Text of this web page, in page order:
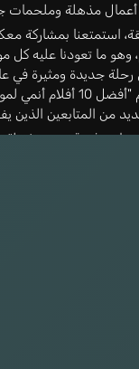
مذهلة وملحمات
وهو ما تعودنا عليه كل
جديدة ومثيرة في
من المتابعين الذين
في قصص مذهلة